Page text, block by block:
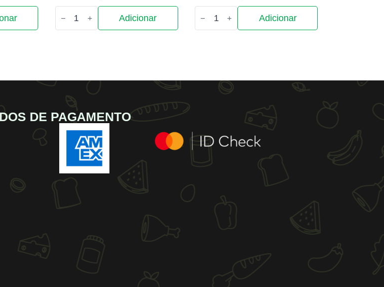
Quantidade
de
Brava
Adicionar
Quantidade
de
Ferdinando
Adicionar
DE PAGAMENTO